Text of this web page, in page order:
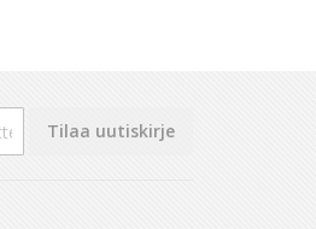
Tilaa uutiskirje